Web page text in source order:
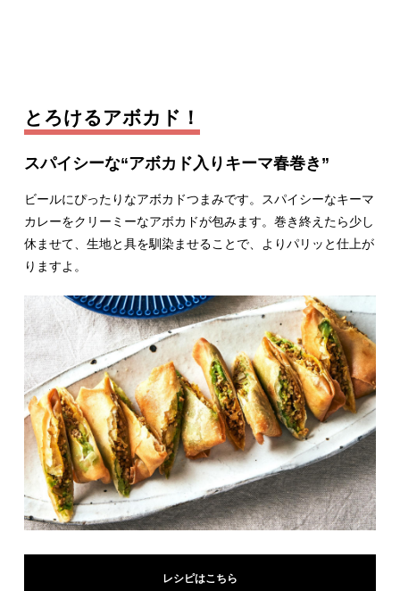
とろけるアボカド！
スパイシーな“アボカド入りキーマ春巻き”
ビールにぴったりなアボカドつまみです。スパイシーなキーマ
カレーをクリーミーなアボカドが包みます。巻き終えたら少し
休ませて、生地と具を馴染ませることで、よりパリッと仕上が
りますよ。
レシピはこちら